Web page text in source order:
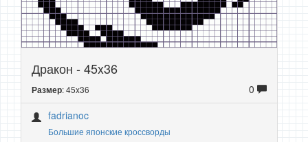
Дракон - 45x36
Размер: 45x36
0
fadrianoc
Большие японские кроссворды